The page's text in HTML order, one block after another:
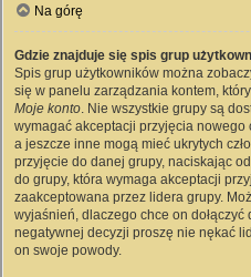
Na górę
Gdzie znajduje się spis grup
Spis grup użytkowników można
się w panelu zarządzania kontem,
Moje konto. Nie wszystkie grupy są
wymagać akceptacji przyjęcia nowego
a jeszcze inne mogą mieć ukrytych
przyjęcie do danej grupy, naciskając
do grupy, która wymaga akceptacji
zaakceptowana przez lidera grupy.
wyjaśnień, dlaczego chce on
negatywnej decyzji proszę nie nękać
on swoje powody.